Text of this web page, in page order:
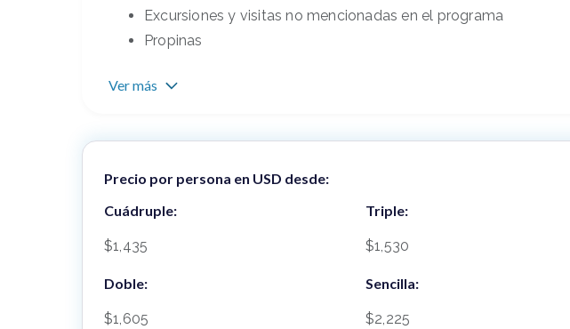
Excursiones y visitas no mencionadas en el programa
Propinas
Ver más
Precio por persona en USD desde:
Cuádruple:
$1,435
Triple:
$1,530
Doble:
$1,605
Sencilla:
$2,225